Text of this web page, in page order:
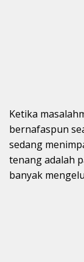
Ketika
bernafaspun
sedang
tenang adalah
banyak